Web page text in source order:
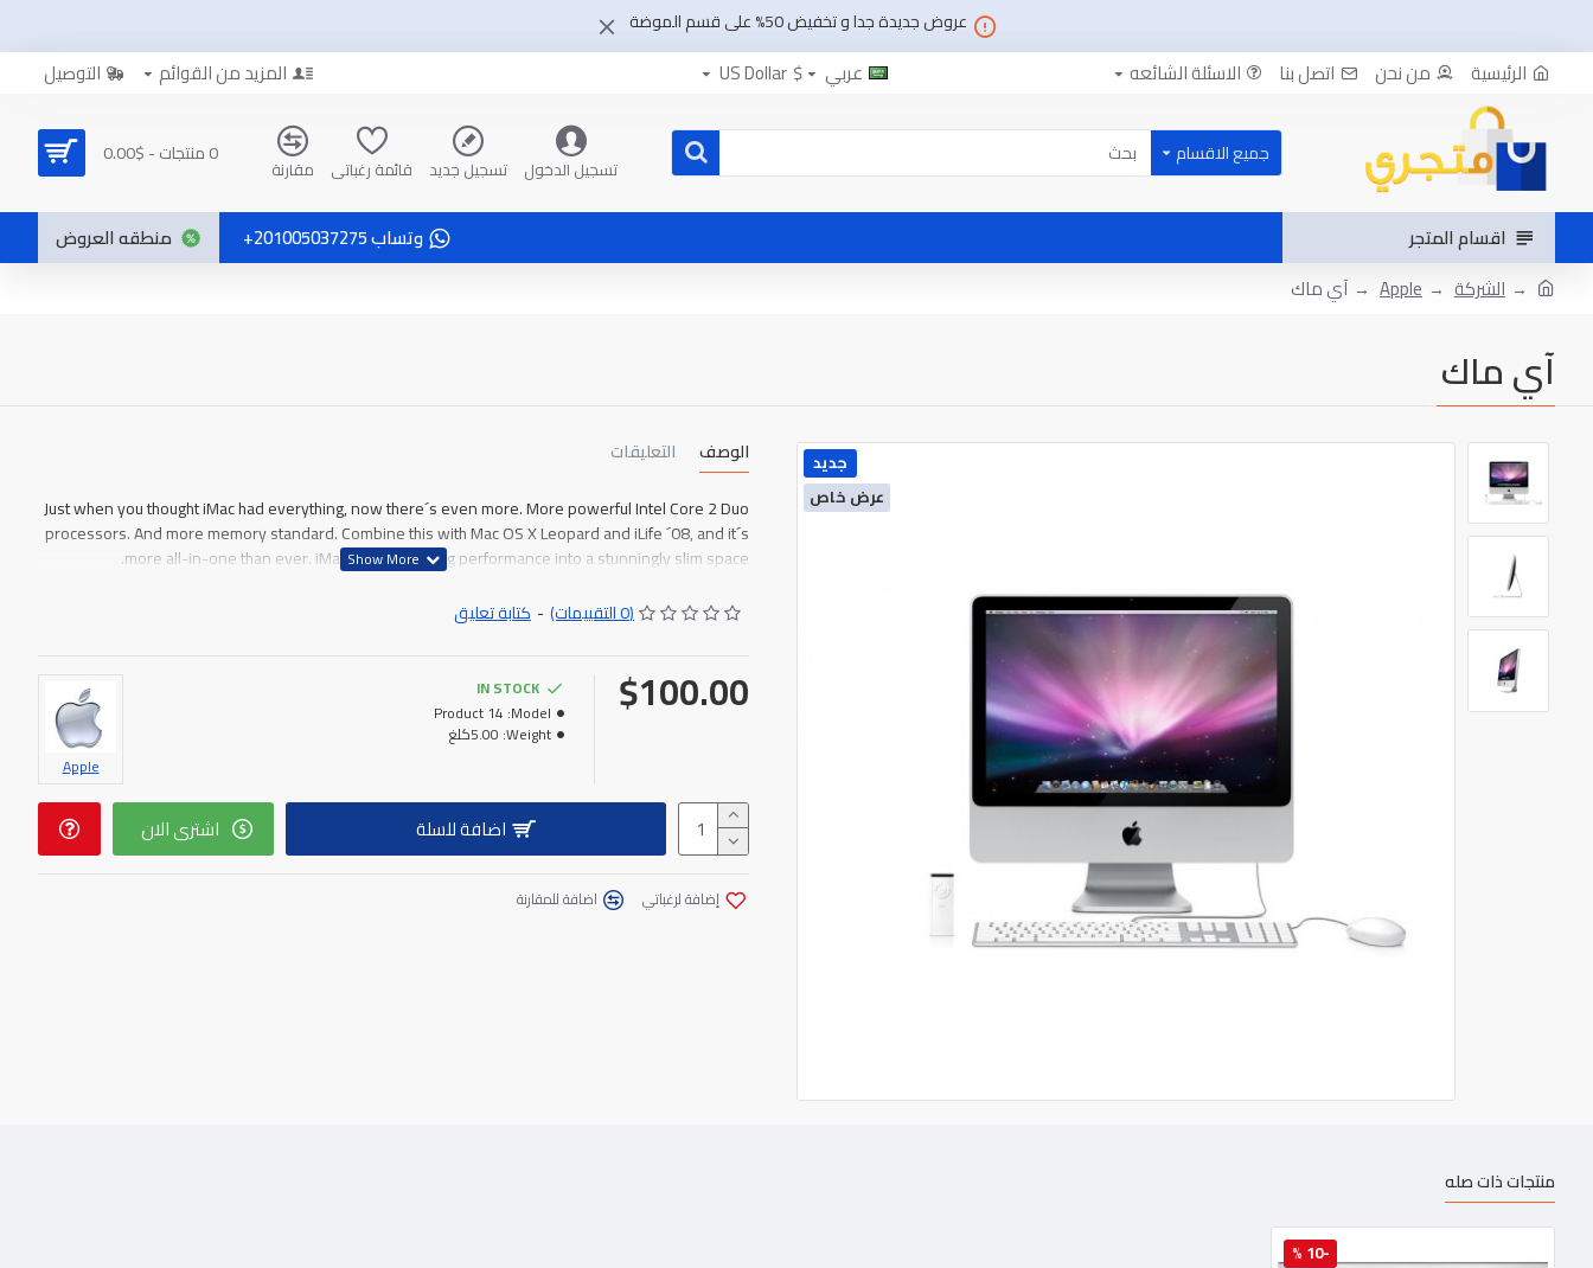
عروض جديدة جدا و تخفيض 50% على قسم الموضة
الرئيسية من نحن اتصل بنا الاسئلة الشائعه عربي $
US Dollar المزيد من القوائم التوصيل
جميع الاقسام
تسجيل الدخول تسجيل جديد قائمة رغباتي مقارنة
0 منتجات - $0.00
اقسام المتجر وتساب 201005037275+
منطقه العروض
الشركة
Apple آي ماك
آي ماك
جديد
عرض خاص
الوصف
التعليقات
Just when you thought iMac had everything, now there´s even more. More powerful Intel Core 2 Duo
processors. And more memory standard. Combine this with Mac OS X Leopard and iLife ´08, and it´s
more all-in-one than ever. iMac packs amazing performance into a stunningly slim space.
(0 التقييمات)
- كتابة تعليق
$100.00
IN STOCK
Model:
Product 14
Weight: 5.00كلغ
Apple
اضافة للسلة اشترى الان
إضافة لرغباتي اضافة للمقارنة
منتجات ذات صله
-10 %